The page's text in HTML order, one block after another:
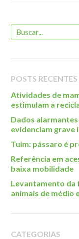
POSTS RECENTES
Atividades de
estimulam a
Dados
evidenciam grave
Tuim: pássaro é
Referência em
baixa mobilidade
Levantamento da
animais de médio
CATEGORIAS